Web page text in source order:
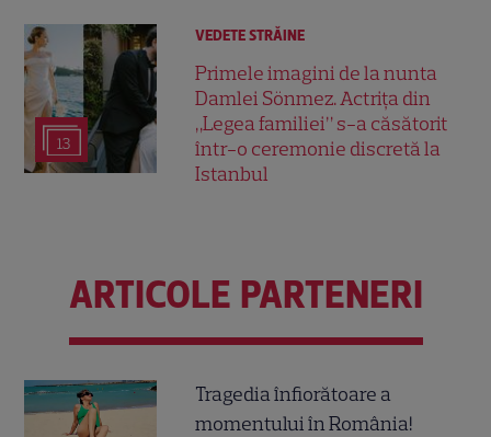
13
VEDETE STRĂINE
Primele imagini de la nunta
Damlei Sönmez. Actrița din
„Legea familiei” s-a căsătorit
într-o ceremonie discretă la
Istanbul
ARTICOLE PARTENERI
Tragedia înfiorătoare a
momentului în România!